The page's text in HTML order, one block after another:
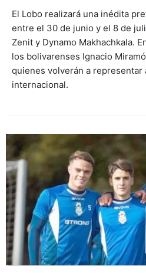
El Lobo realizará una inédita
entre el 30 de junio y el 8 de
Zenit y Dynamo Makhachkala.
los bolivarenses Ignacio
quienes volverán a representar
internacional.